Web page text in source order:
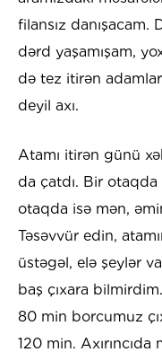
filansız danışacam.
dərd yaşamışam,
də tez itirən
deyil axı.
Atamı itirən günü
da çatdı. Bir
otaqda isə mən,
Təsəvvür edin,
üstəgəl, elə şeylər
baş çıxara
80 min borcumuz
120 min.